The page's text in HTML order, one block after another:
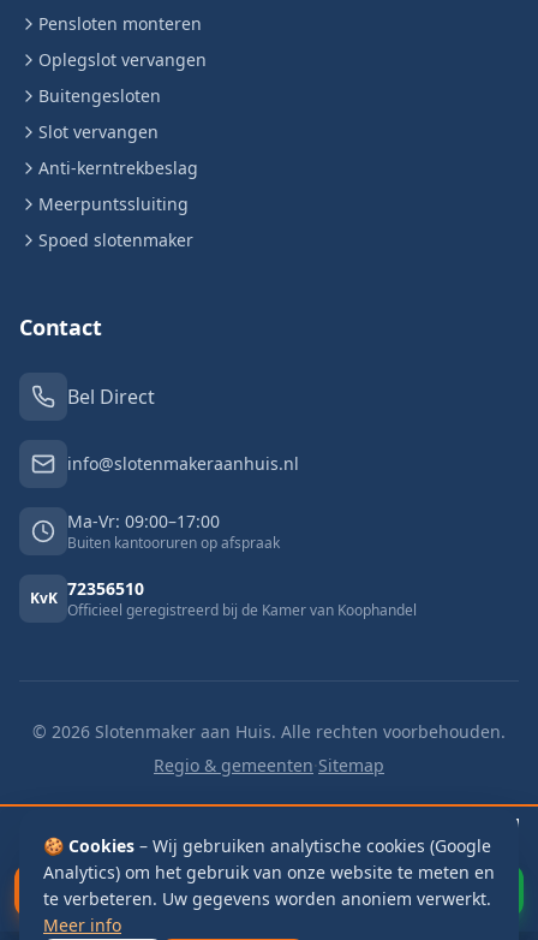
Pensloten monteren
Oplegslot vervangen
Buitengesloten
Slot vervangen
Anti-kerntrekbeslag
Meerpuntssluiting
Spoed slotenmaker
Contact
Bel Direct
info@slotenmakeraanhuis.nl
Ma-Vr: 09:00–17:00
Buiten kantooruren op afspraak
KvK 72356510
Officieel geregistreerd bij de Kamer van Koophandel
© 2026 Slotenmaker aan Huis. Alle rechten voorbehouden.
Regio & gemeenten·Sitemap
📬 Brievenbus€115
Bel Direct WhatsApp
🍪 Cookies – Wij gebruiken analytische cookies (Google
Analytics) om het gebruik van onze website te meten en
te verbeteren. Uw gegevens worden anoniem verwerkt.
Meer info